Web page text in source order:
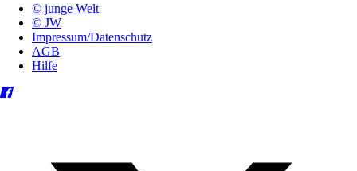
© junge Welt
© JW
Impressum/Datenschutz
AGB
Hilfe